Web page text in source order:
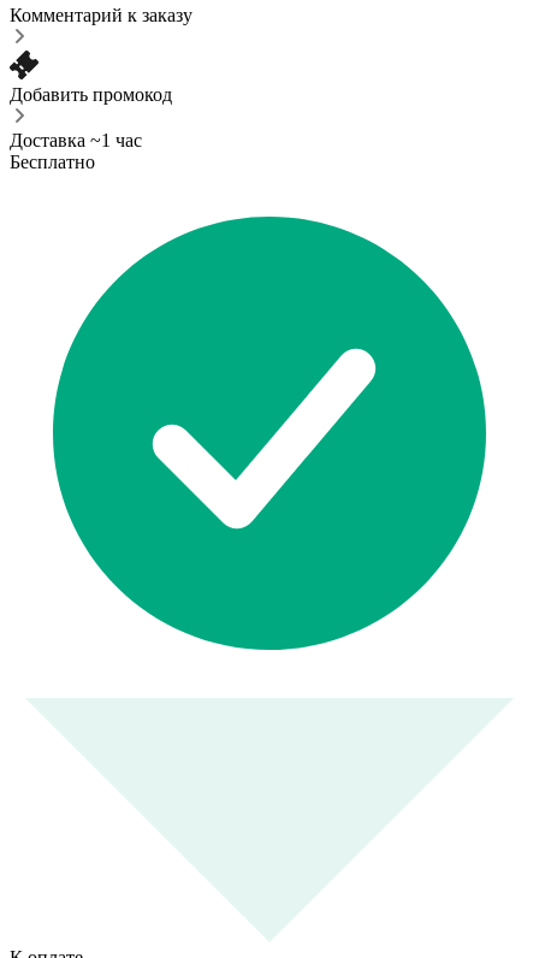
Комментарий к заказу
Добавить промокод
Доставка ~1 час
Бесплатно